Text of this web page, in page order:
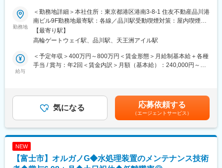
■組織構成
現場スタッフ7名・事務3名・社長1名の計11名体制。20代～60代
まで幅広い年齢層が活躍しており、年齢や立場に関係なく意見し
やすい環境です。
■業務の魅力
近隣のエリア中心で出張や長距離移動がほぼなく、家族やプライ
■教育体制
資格取得支援制度があり、費用は全額会社負担。講座受講中も給
与支給。未経験業務にも段階的にチャレンジできます。
ト支給など健康面もサポート。年間休日105日、週休2日制（土
日）、GW・夏季・年末年始休暇あり。
があれば◎
～全国を飛び回る自由なお仕事♪～
■業務内容：
用水処理、排水処理設備の企画提案～設計、納入まで幅広い対応
を営業・設計・施工管理の三つの組織で担当していただきます。
裁量が大きく、スキルを身に着けることができる環境です。
産、畜産、医薬品、化成、公社と幅広く、様々な業態に合わせた
用水・排水処理に関わるノウハウを蓄えています。そのため引き
出しが多く、提案の幅や質も高くプロジェクト案件を遂行しま
基本的にはOJT教育を行います。
勤務地
＜勤務地詳細＞本社住所：東京都港区港南3-8-1 住友不動産品川港
南ビル9F勤務地最寄駅：各線／品川駅受動喫煙対策：屋内喫煙可
能場所あり変更の範囲：本文参照
【最寄り駅】
高輪ゲートウェイ駅、品川駅、天王洲アイル駅
給与
＜予定年収＞400万円～800万円＜賃金形態＞月給制基本給＋各種
手当 / 賞与：年2回＜賃金内訳＞月額（基本給）：240,000円～
+手当+残業20h）・年収717万（入社13年：基本給321,660円+賞
与+手当+残業20h）・年収806万（入社21年：基本給358,400円
+賞与+手当+残業20h）賃金はあくまでも目安の金額であり、選考
を通じて上下する可能性があります。月給(月額)は固定手当を含め
た表記です。
気になる 応募依頼する
（エージェントサービス）
NEW
【富士市】オルガノG◆水処理装置のメンテナンス技術